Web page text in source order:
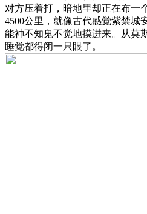
对方压着打，暗地里却正在布一
4500公里，就像古代感觉紫禁城
能神不知鬼不觉地摸进来。从莫
睡觉都得闭一只眼了。